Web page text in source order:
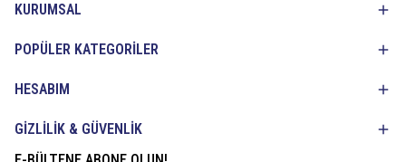
KURUMSAL
POPÜLER KATEGORİLER
HESABIM
GİZLİLİK & GÜVENLİK